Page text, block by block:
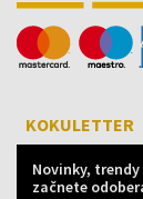
KOKULETTER
Novinky,
začnete